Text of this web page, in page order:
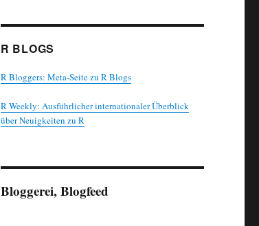
R BLOGS
R Bloggers: Meta-Seite zu R Blogs
R Weekly: Ausführlicher internationaler Überblick
über Neuigkeiten zu R
Bloggerei, Blogfeed